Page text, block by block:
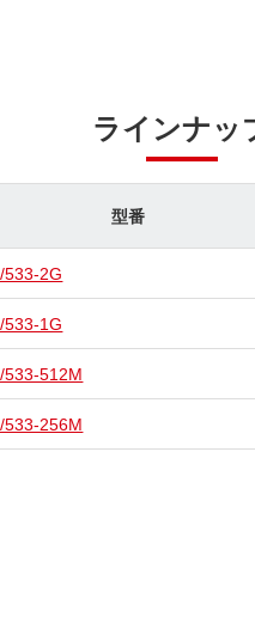
ラインナッ
型番
533-2G
533-1G
533-512M
533-256M